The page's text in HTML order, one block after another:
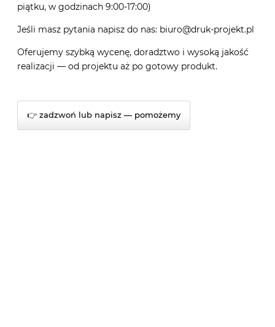
piątku, w godzinach 9:00-17:00)
Jeśli masz pytania napisz do nas: biuro@druk-projekt.pl
Oferujemy szybką wycenę, doradztwo i wysoką jakość
realizacji — od projektu aż po gotowy produkt.
👉 zadzwoń lub napisz — pomożemy